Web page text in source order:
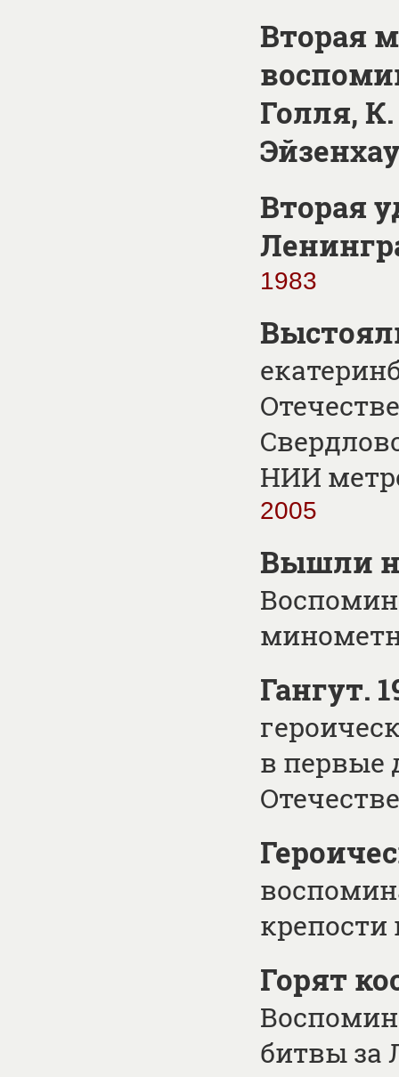
Вторая
Голля,
Вторая
1983
НИИ
2005
Вышли
Гангут.
в первые
крепости
Горят
битвы за